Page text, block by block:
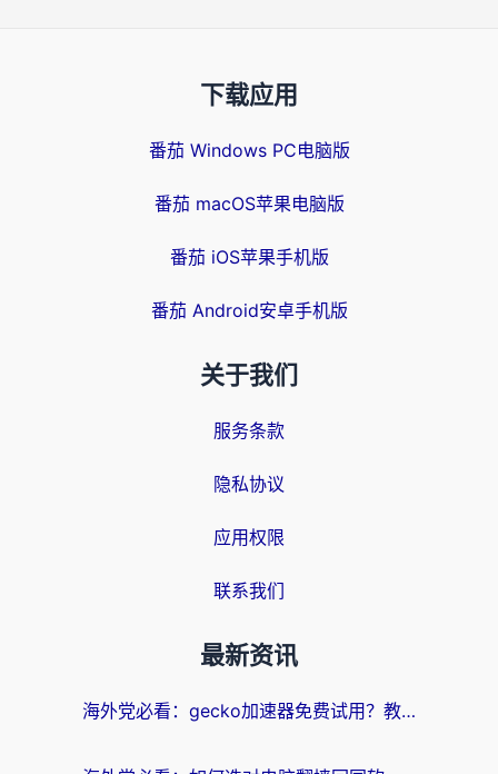
下载应用
番茄 Windows PC电脑版
番茄 macOS苹果电脑版
番茄 iOS苹果手机版
番茄 Android安卓手机版
关于我们
服务条款
隐私协议
应用权限
联系我们
最新资讯
海外党必看：gecko加速器免费试用？教你选对回国加速器，无缝刷国内剧玩游戏